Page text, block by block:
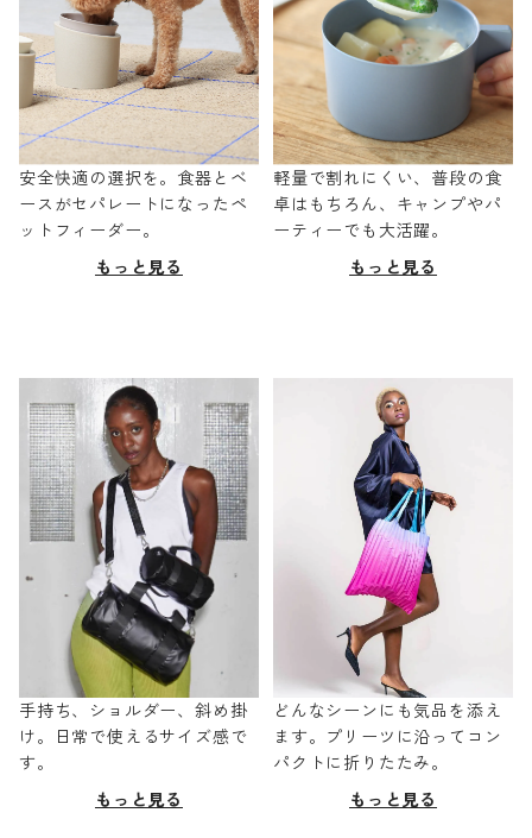
安全快適の選択を。食器とベ
ースがセパレートになったペ
ットフィーダー。
もっと見る
軽量で割れにくい、普段の食
卓はもちろん、キャンプやパ
ーティーでも大活躍。
もっと見る
手持ち、ショルダー、斜め掛
け。日常で使えるサイズ感で
す。
もっと見る
どんなシーンにも気品を添え
ます。プリーツに沿ってコン
パクトに折りたたみ。
もっと見る